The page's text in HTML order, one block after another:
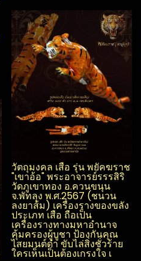
วัตถุมงคล เสือ รุ่น พยัคฆราช
"เขาอ้อ" พระอาจารย์รรร​สิริ​
วัดภูเขาทอง อ.ควนขนุน​
จ.พัทลุง​ พ.ศ.2567 (ชนวน
ลงยาส้ม) เครื่องรางของขลัง
ประเภท เสือ ถือเป็น
เครื่องรางทางมหาอำนาจ
คุ้มครองผู้บูชา ป้องกันคุณ
ไสย​มนต์ดำ ขับไล่สิ่งชั่วร้าย
ใครเห็นเป็นต้องเกรงใจ เ